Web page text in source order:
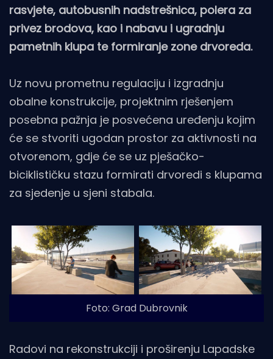
rasvjete, autobusnih nadstrešnica, polera za
privez brodova, kao i nabavu i ugradnju
pametnih klupa te formiranje zone drvoreda.
Uz novu prometnu regulaciju i izgradnju
obalne konstrukcije, projektnim rješenjem
posebna pažnja je posvećena uređenju kojim
će se stvoriti ugodan prostor za aktivnosti na
otvorenom, gdje će se uz pješačko-
biciklističku stazu formirati drvoredi s klupama
za sjedenje u sjeni stabala.
Foto: Grad Dubrovnik
Radovi na rekonstrukciji i proširenju Lapadske